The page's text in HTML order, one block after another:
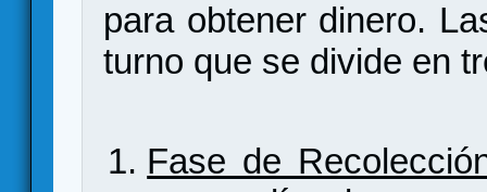
para obtener dinero.
turno que se divide en
Fase de